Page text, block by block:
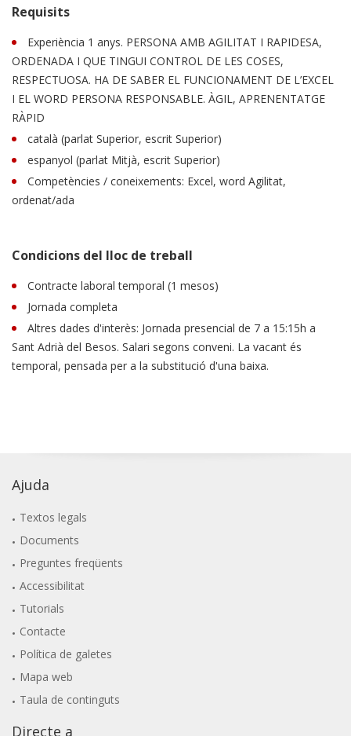
Requisits
Experiència 1 anys. PERSONA AMB AGILITAT I RAPIDESA,
ORDENADA I QUE TINGUI CONTROL DE LES COSES,
RESPECTUOSA. HA DE SABER EL FUNCIONAMENT DE L’EXCEL
I EL WORD PERSONA RESPONSABLE. ÀGIL, APRENENTATGE
RÀPID
català (parlat Superior, escrit Superior)
espanyol (parlat Mitjà, escrit Superior)
Competències / coneixements: Excel, word Agilitat,
ordenat/ada
Condicions del lloc de treball
Contracte laboral temporal (1 mesos)
Jornada completa
Altres dades d'interès: Jornada presencial de 7 a 15:15h a
Sant Adrià del Besos. Salari segons conveni. La vacant és
temporal, pensada per a la substitució d'una baixa.
Ajuda
Textos legals
Documents
Preguntes freqüents
Accessibilitat
Tutorials
Contacte
Política de galetes
Mapa web
Taula de continguts
Directe a